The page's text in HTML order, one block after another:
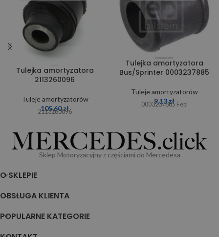
Tulejka amortyzatora
2113260096
Tuleje amortyzatorów
105,60zł
2113260096
Tulejka amortyzatora
Bus/Sprinter 0003237885
Tuleje amortyzatorów
9,13zł
0003237885 Febi
Sklep Motoryzacyjny z częściami do Mercedesa
O SKLEPIE
OBSŁUGA KLIENTA
POPULARNE KATEGORIE